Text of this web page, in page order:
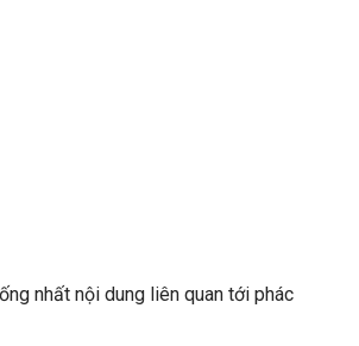
nhất nội dung liên quan tới phác